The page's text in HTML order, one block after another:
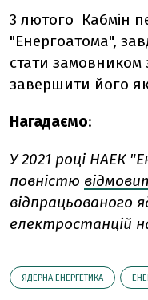
3 лютого Кабмін
"Енергоатома",
стати замовником
завершити його
Нагадаємо:
У 2021 році НАЕК
повністю
відпрацьованого
електростанцій
ЯДЕРНА ЕНЕРГЕТИКА